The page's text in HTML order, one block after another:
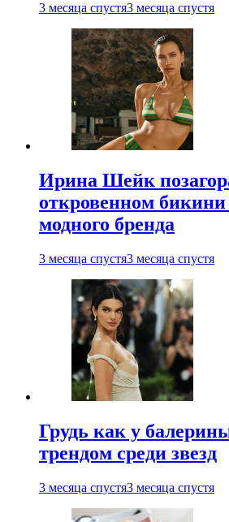
3 месяца спустя3 месяца спустя
Ирина Шейк
откровенном
модного бренда
3 месяца спустя3 месяца спустя
Грудь как у
трендом среди звезд
3 месяца спустя3 месяца спустя